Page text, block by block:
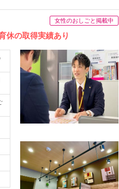
女性のおしごと掲載中
休の取得実績あり